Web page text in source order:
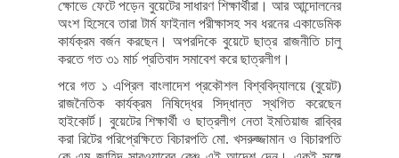
ক্ষোভে ফেটে পড়েন বুয়েটের সাধারণ শিক্ষার্থীরা। আর আন্দোলনের
অংশ হিসেবে তারা টার্ম ফাইনাল পরীক্ষাসহ সব ধরনের একাডেমিক
কার্যক্রম বর্জন করছেন। অপরদিকে বুয়েটে ছাত্র রাজনীতি চালু
করতে গত ৩১ মার্চ প্রতিবাদ সমাবেশ করে ছাত্রলীগ।
পরে গত ১ এপ্রিল বাংলাদেশ প্রকৌশল বিশ্ববিদ্যালয়ে (বুয়েট)
রাজনৈতিক কার্যক্রম নিষিদ্ধের সিদ্ধান্ত স্থগিত করেছেন
হাইকোর্ট। বুয়েটের শিক্ষার্থী ও ছাত্রলীগ নেতা ইমতিয়াজ রাব্বির
করা রিটের পরিপ্রেক্ষিতে বিচারপতি মো. খসরুজ্জামান ও বিচারপতি